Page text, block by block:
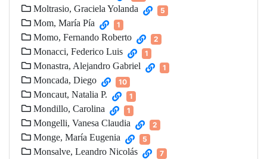
Moltrasio, Graciela Yolanda 5
Mom, María Pía 1
Momo, Fernando Roberto 2
Monacci, Federico Luis 1
Monastra, Alejandro Gabriel 1
Moncada, Diego 10
Moncaut, Natalia P. 1
Mondillo, Carolina 1
Mongelli, Vanesa Claudia 2
Monge, María Eugenia 5
Monsalve, Leandro Nicolás 7